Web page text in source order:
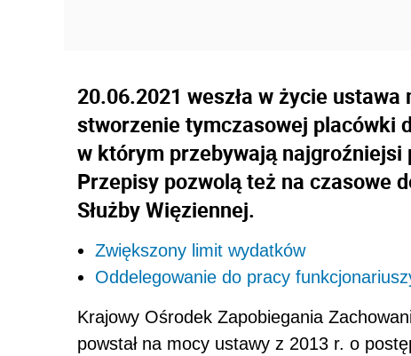
20.06.2021 weszła w życie
stworzenie tymczasowej placówki
w którym przebywają
Przepisy pozwolą też na czasowe
Służby Więziennej.
Zwiększony limit wydatków
Oddelegowanie do pracy
Krajowy Ośrodek Zapobiegania
powstał na mocy ustawy z 2013 r. o